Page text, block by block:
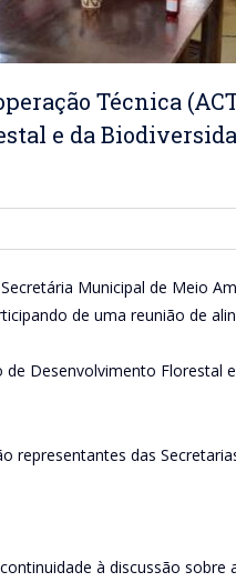
Técnica
e da
Municipal de Meio
de uma reunião de
Desenvolvimento Florestal
representantes das
à discussão sobre